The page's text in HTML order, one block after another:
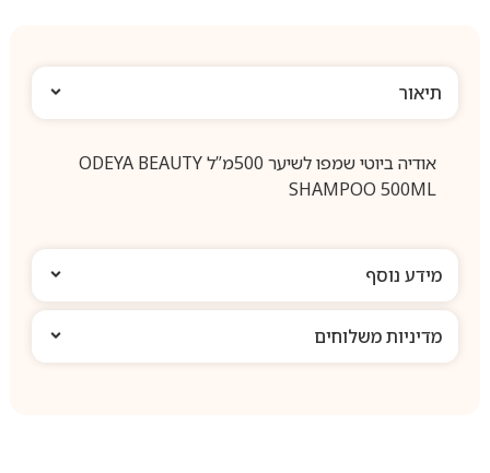
תיאור
אודיה ביוטי שמפו לשיער 500מ”ל ODEYA BEAUTY
SHAMPOO 500ML
מידע נוסף
מדיניות משלוחים